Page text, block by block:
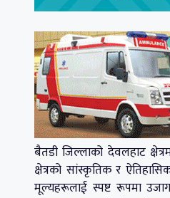
बैतडी जिल्लाको देवलहाट
क्षेत्रको सांस्कृतिक र
मूल्यहरूलाई स्पष्ट रूपमा